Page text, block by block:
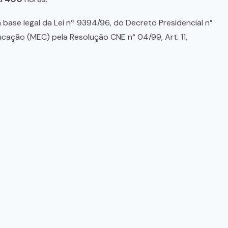
legal da Lei nº 9394/96, do Decreto Presidencial n°
(MEC) pela Resolução CNE n° 04/99, Art. 11,